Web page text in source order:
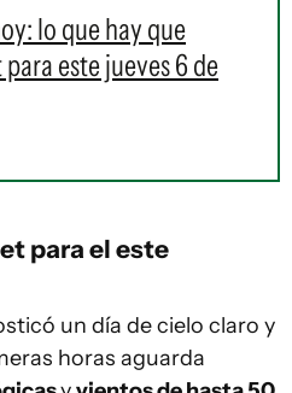
lo que hay que
este jueves 6 de
para el este
un día de cielo claro y
horas aguarda